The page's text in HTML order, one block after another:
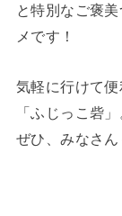
と特別なご褒
メです！
気軽に行けて
「ふじっこ砦」
ぜひ、みなさ